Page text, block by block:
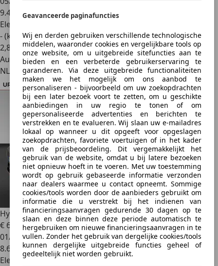
Geavanceerde paginafuncties
Wij en derden gebruiken verschillende technologische
middelen, waaronder cookies en vergelijkbare tools op
onze website, om u uitgebreide sitefuncties aan te
bieden en een verbeterde gebruikerservaring te
garanderen. Via deze uitgebreide functionaliteiten
maken we het mogelijk om ons aanbod te
personaliseren - bijvoorbeeld om uw zoekopdrachten
bij een later bezoek voort te zetten, om u geschikte
aanbiedingen in uw regio te tonen of om
gepersonaliseerde advertenties en berichten te
verstrekken en te evalueren. Wij slaan uw e-mailadres
lokaal op wanneer u dit opgeeft voor opgeslagen
zoekopdrachten, favoriete voertuigen of in het kader
van de prijsbeoordeling. Dit vergemakkelijkt het
gebruik van de website, omdat u bij latere bezoeken
niet opnieuw hoeft in te voeren. Met uw toestemming
wordt op gebruik gebaseerde informatie verzonden
naar dealers waarmee u contact opneemt. Sommige
cookies/tools worden door de aanbieders gebruikt om
informatie die u verstrekt bij het indienen van
financieringsaanvragen gedurende 30 dagen op te
slaan en deze binnen deze periode automatisch te
hergebruiken om nieuwe financieringsaanvragen in te
vullen. Zonder het gebruik van dergelijke cookies/tools
kunnen dergelijke uitgebreide functies geheel of
gedeeltelijk niet worden gebruikt.
9.490 km
Elektrisch
- (kWh/100 km)
2,8
Autobedrijf
NL 6412 ZJ
Hyundai IONIQ 5N AWD 84 kWh | 650 PK |
€ 67.9301
01/2026
8.675 km
Elektrisch